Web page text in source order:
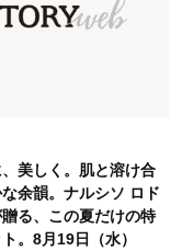
りも今の心地よさを選
40代、夏の「甘めト
3選〉
美しく。肌と溶け合
余韻。ナルシソ ロド
贈る、この夏だけの特
。8月19日（水）